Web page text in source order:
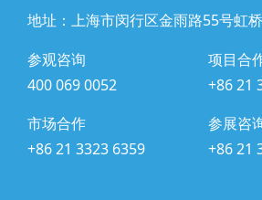
地址：上海市闵行区金雨路55号虹
参观咨询
400 069 0052
项目合
+86 21
市场合作
+86 21 3323 6359
参展咨
+86 21